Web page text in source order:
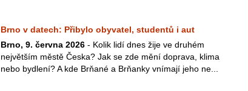
Brno v datech: Přibylo obyvatel, studentů i aut
Brno, 9. června 2026 - Kolik lidí dnes žije ve druhém
největším městě Česka? Jak se zde mění doprava, klima
nebo bydlení? A kde Brňané a Brňanky vnímají jeho ne...